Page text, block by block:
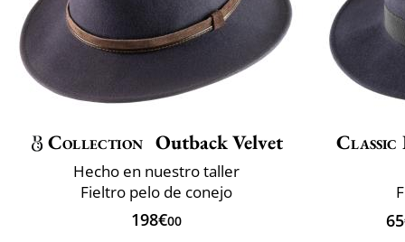
Collection Outback Velvet
Hecho en nuestro taller
Fieltro pelo de conejo
198€00